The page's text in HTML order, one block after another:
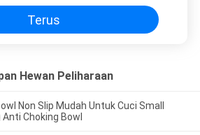
Terus
Hewan Peliharaan
Non Slip Mudah Untuk Cuci Small
Choking Bowl